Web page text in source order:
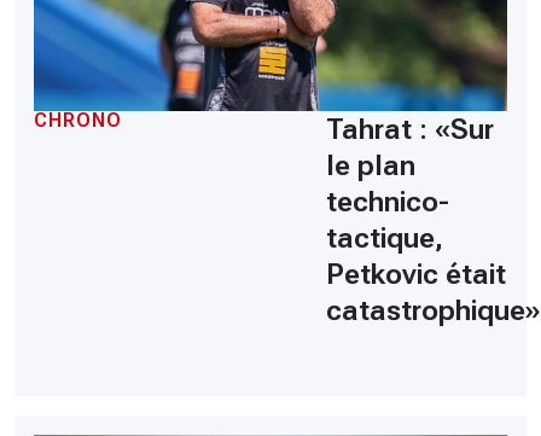
CHRONO
Tahrat : «Sur
le plan
technico-
tactique,
Petkovic était
catastrophique»